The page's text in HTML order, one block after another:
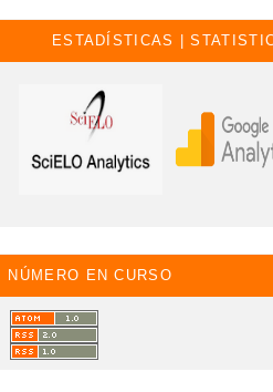
ESTADÍSTICAS |
NÚMERO EN CURSO